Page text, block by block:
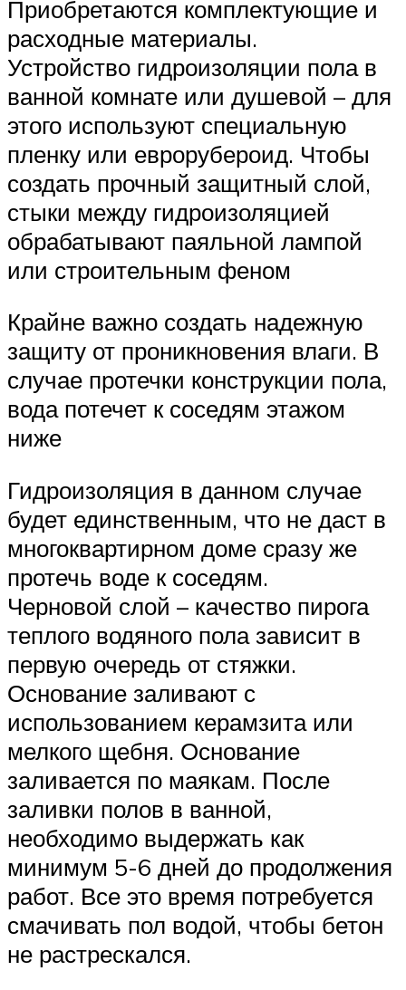
Приобретаются комплектующие и
расходные материалы.
Устройство гидроизоляции пола в
ванной комнате или душевой – для
этого используют специальную
пленку или еврорубероид. Чтобы
создать прочный защитный слой,
стыки между гидроизоляцией
обрабатывают паяльной лампой
или строительным феном
Крайне важно создать надежную
защиту от проникновения влаги. В
случае протечки конструкции пола,
вода потечет к соседям этажом
ниже
Гидроизоляция в данном случае
будет единственным, что не даст в
многоквартирном доме сразу же
протечь воде к соседям.
Черновой слой – качество пирога
теплого водяного пола зависит в
первую очередь от стяжки.
Основание заливают с
использованием керамзита или
мелкого щебня. Основание
заливается по маякам. После
заливки полов в ванной,
необходимо выдержать как
минимум 5-6 дней до продолжения
работ. Все это время потребуется
смачивать пол водой, чтобы бетон
не растрескался.